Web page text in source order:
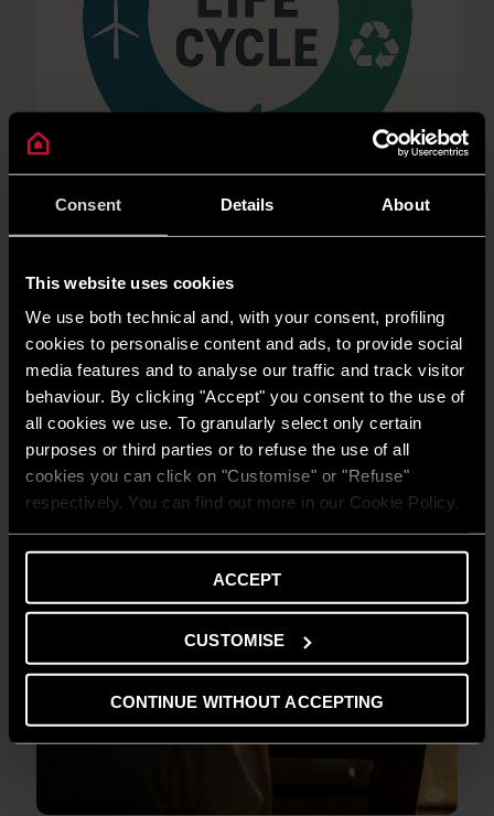
Consent Details About
This website uses cookies
We use both technical and, with your consent, profiling
cookies to personalise content and ads, to provide social
media features and to analyse our traffic and track visitor
behaviour. By clicking "Accept" you consent to the use of
all cookies we use. To granularly select only certain
purposes or third parties or to refuse the use of all
cookies you can click on "Customise" or "Refuse"
respectively. You can find out more in our Cookie Policy.
ACCEPT
CUSTOMISE
CONTINUE WITHOUT ACCEPTING
Risparmio energetico: trasforma la tua
casa in un modello di efficienza
LEGGI DI PIÙ